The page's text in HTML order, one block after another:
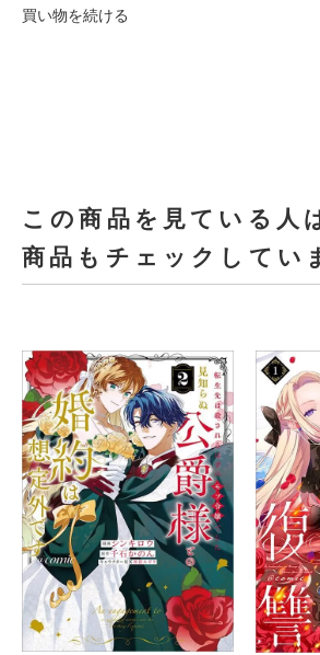
買い物を続ける
この商品を見ている人
商品もチェックしてい